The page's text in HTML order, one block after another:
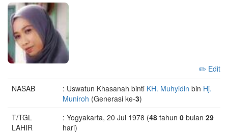
✏️ Edit
NASAB
: Uswatun Khasanah binti KH. Muhyidin bin Hj.
Muniroh (Generasi ke-3)
T/TGL
LAHIR
: Yogyakarta, 20 Jul 1978 (48 tahun 0 bulan 29
hari)